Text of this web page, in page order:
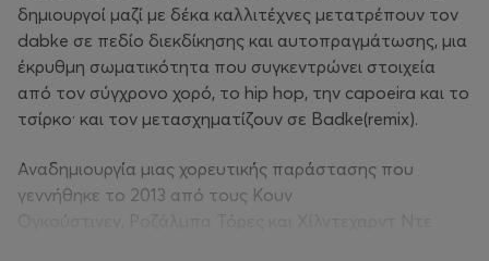
δημιουργοί μαζί με δέκα καλλιτέχνες μετατρέπουν τον
dabke σε πεδίο διεκδίκησης και αυτοπραγμάτωσης, μια
έκρυθμη σωματικότητα που συγκεντρώνει στοιχεία
από τον σύγχρονο χορό, το hip hop, την capoeira και το
τσίρκο· και τον μετασχηματίζουν σε Badke(remix).
Αναδημιουργία μιας χορευτικής παράστασης που
γεννήθηκε το 2013 από τους Κουν